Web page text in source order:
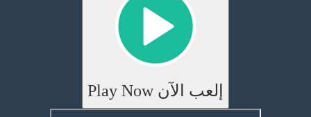
إلعب الآن Play Now